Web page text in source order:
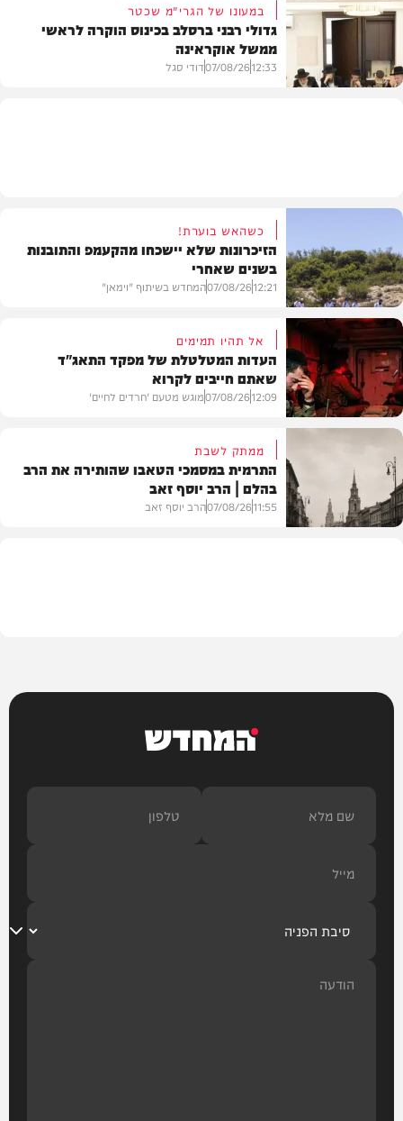
במעונו של הגרי"מ שכטר
גדולי רבני ברסלב בכינוס הוקרה לראשי
ממשל אוקראינה
12:33
07/08/26דודי סגל
וידאו
כשהאש בוערת!
הזיכרונות שלא יישכחו מהקעמפ והתובנות
בשנים שאחרי
12:21
07/08/26המחדש בשיתוף "וימאן"
דעות
אל תהיו תמימים
העדות המטלטלת של מפקד התאג"ד
שאתם חייבים לקרוא
12:09
07/08/26מוגש מטעם 'חרדים לחיים'
ממתק לשבת
התרמית במסמכי הטאבו שהותירה את הרב
בהלם | הרב יוסף זאב
11:55
07/08/26הרב יוסף זאב
המחדש